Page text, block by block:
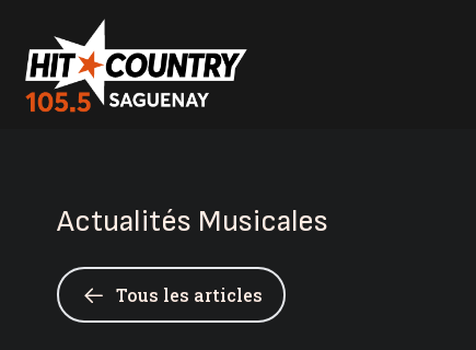
Actualités Musicales
Tous les articles